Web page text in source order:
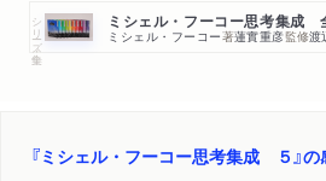
シリーズ・全集 ミシェル・フーコー思考集成
ミシェル・フーコー著蓮實重彦監修渡
『ミシェル・フーコー思考集成 ５』